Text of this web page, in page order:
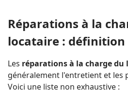
Réparations à la
locataire : définition
Les réparations à la charge du
généralement l'entretient et les
Voici une liste non exhaustive :